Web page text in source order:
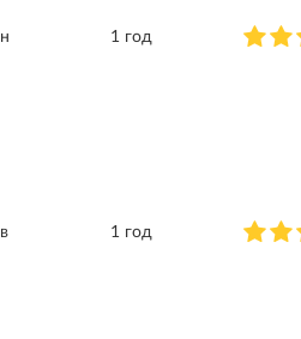
1 год
1 год